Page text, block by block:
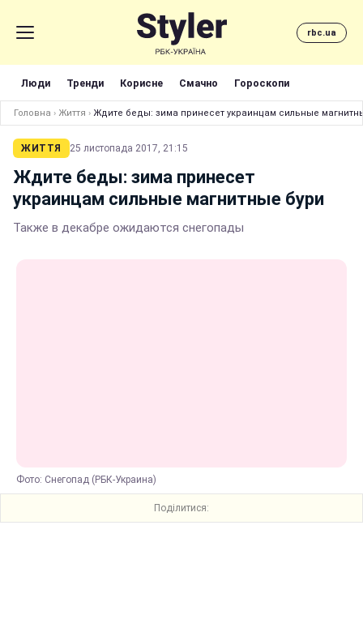
rbc.ua
Люди Тренди Корисне Смачно Гороскопи
Головна › Життя › Ждите беды: зима принесет украинцам сильные
ЖИТТЯ 25 листопада 2017, 21:15
Ждите беды: зима принесет
украинцам сильные магнитные бури
Также в декабре ожидаются снегопады
Фото: Снегопад (РБК-Украина)
Поділитися: